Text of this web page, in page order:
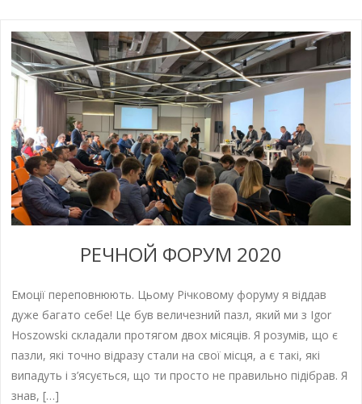
РЕЧНОЙ ФОРУМ 2020
Емоції переповнюють. Цьому Річковому форуму я віддав
дуже багато себе! Це був величезний пазл, який ми з Igor
Hoszowski складали протягом двох місяців. Я розумів, що є
пазли, які точно відразу стали на свої місця, а є такі, які
випадуть і з’ясується, що ти просто не правильно підібрав. Я
знав, […]